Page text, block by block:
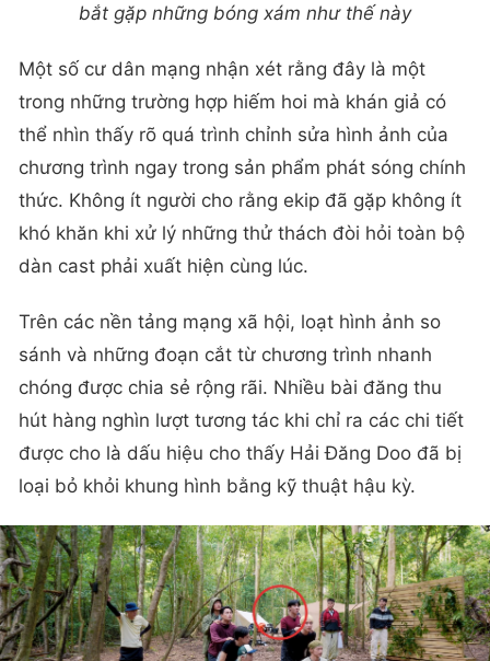
bắt gặp những bóng xám như thế này
Một số cư dân mạng nhận xét rằng đây là một
trong những trường hợp hiếm hoi mà khán giả có
thể nhìn thấy rõ quá trình chỉnh sửa hình ảnh của
chương trình ngay trong sản phẩm phát sóng chính
thức. Không ít người cho rằng ekip đã gặp không ít
khó khăn khi xử lý những thử thách đòi hỏi toàn bộ
dàn cast phải xuất hiện cùng lúc.
Trên các nền tảng mạng xã hội, loạt hình ảnh so
sánh và những đoạn cắt từ chương trình nhanh
chóng được chia sẻ rộng rãi. Nhiều bài đăng thu
hút hàng nghìn lượt tương tác khi chỉ ra các chi tiết
được cho là dấu hiệu cho thấy Hải Đăng Doo đã bị
loại bỏ khỏi khung hình bằng kỹ thuật hậu kỳ.